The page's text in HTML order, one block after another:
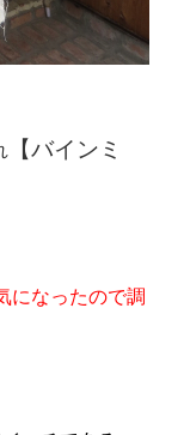
【バインミ
なったので調